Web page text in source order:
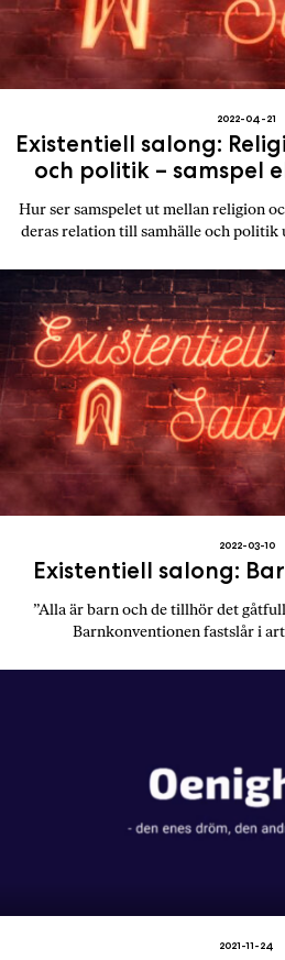
Existentiell salong:
och politik – samspel
2022-04-21
Hur ser samspelet ut mellan religion
deras relation till samhälle och politik
Existentiell salong:
2022-03-10
”Alla är barn och de tillhör det
Barnkonventionen fastslår i
2021-11-24